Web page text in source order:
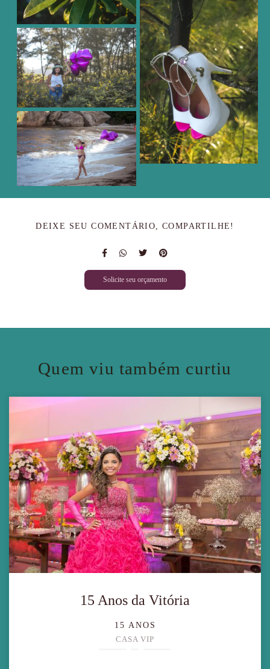
DEIXE SEU COMENTÁRIO, COMPARTILHE!
Solicite seu orçamento
Quem viu também curtiu
15 Anos da Vitória
15 ANOS
CASA VIP